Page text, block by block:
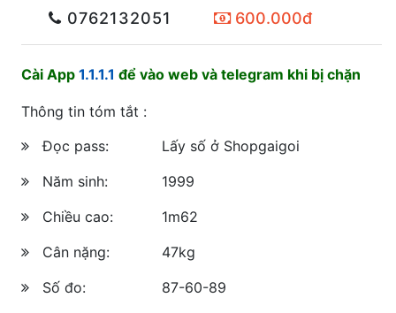
0762132051 600.000đ
Cài App 1.1.1.1 để vào web và telegram khi bị chặn
Thông tin tóm tắt :
Đọc pass:
Lấy số ở Shopgaigoi
Năm sinh:
1999
Chiều cao:
1m62
Cân nặng:
47kg
Số đo:
87-60-89